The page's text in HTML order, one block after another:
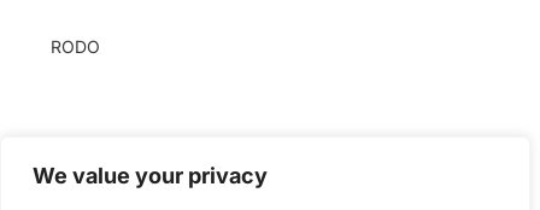
We value your privacy
RODO